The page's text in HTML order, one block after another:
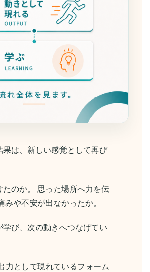
果は、新しい感覚として再び
たのか。 思った場所へ力を伝
みや不安が出なかったか。
学び、次の動きへつなげてい
力として現れているフォーム